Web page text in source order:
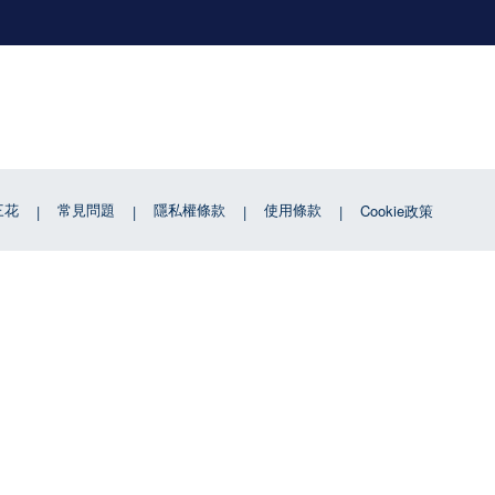
花 常見問題 隱私權條款 使用條款 Cookie政策